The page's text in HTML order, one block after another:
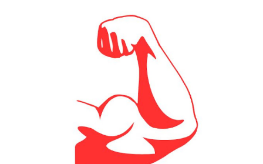
masih sekitar 10 orang di daftar Fortune 500. Dua tahun
kemudian, melonjak jadi 16. Media sosial pun riuh
membicarakan kehebatan orang India dalam dunia teknologi
dan manajemen global. Tapi, apakah benar itu murni karena
keunggulan kompetensi mereka? Sisi Tersembunyi: Bukan
Hebatnya Genetik, Tapi Pintarnya Momentum Orang India
memang dikenal memiliki diaspora besar dan berani
“merantau dulu, sukses belakangan.” Namun menurut
analisis sosial yang menarik, kesuksesan ini bukan murni